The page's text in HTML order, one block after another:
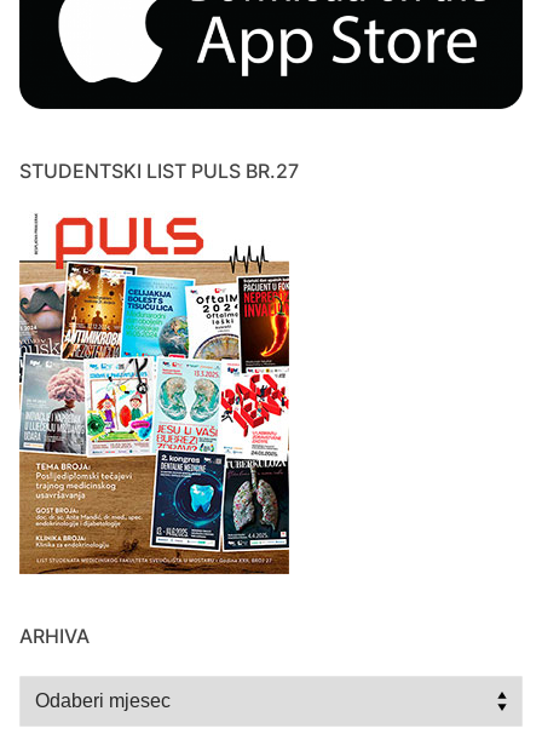
STUDENTSKI LIST PULS BR.27
ARHIVA
Arhiva